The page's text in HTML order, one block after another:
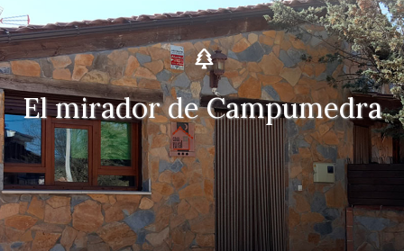
El mirador de Campumedra